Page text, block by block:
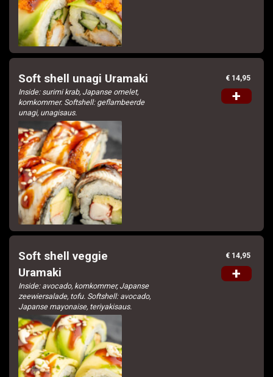
Soft shell unagi Uramaki
Inside: surimi krab, Japanse omelet,
komkommer. Softshell: geflambeerde
unagi, unagisaus.
€ 14,95
+
Soft shell veggie
Uramaki
Inside: avocado, komkommer, Japanse
zeewiersalade, tofu. Softshell: avocado,
Japanse mayonaise, teriyakisaus.
€ 14,95
+